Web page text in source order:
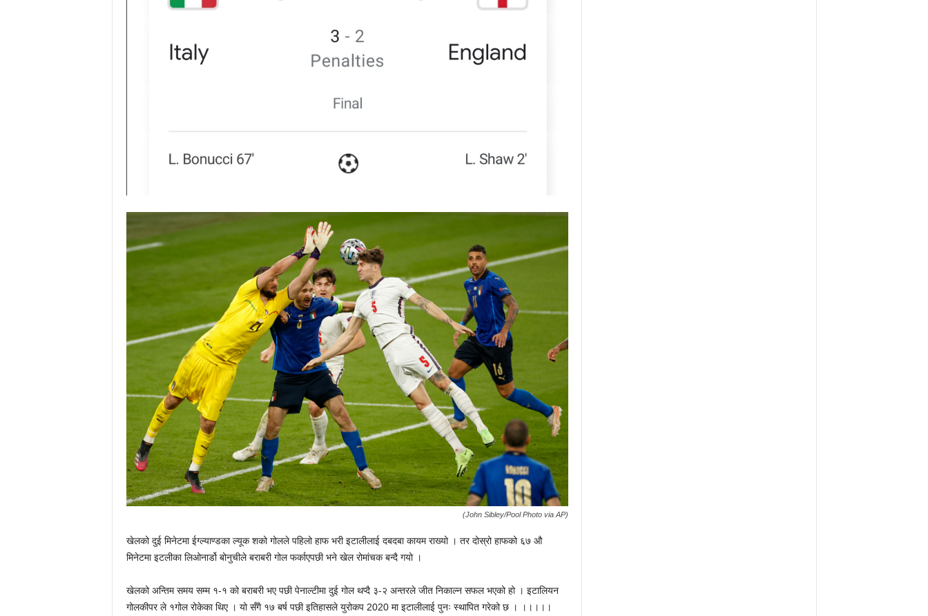
(John Sibley/Pool Photo via AP)
खेलको दुई मिनेटमा ईग्ल्याण्डका ल्यूक शको गोलले पहिलो हाफ भरी इटालीलाई दबदबा कायम राख्यो । तर दोस्रो हाफको ६७ औ
मिनेटमा इटलीका लिओनार्डो बोनुचीले बराबरी गोल फर्काएपछी भने खेल रोमांचक बन्दै गयो ।
खेलको अन्तिम समय सम्म १-१ को बराबरी भए पछी पेनाल्टीमा दुई गोल थप्दै ३-२ अन्तरले जीत निकाल्न सफल भएको हो । इटालियन
गोलकीपर ले १गोल रोकेका थिए । यो सँगै १७ बर्ष पछी इतिहासले युरोकप 2020 मा इटालीलाई पुनः स्थापित गरेको छ । ।।।।।